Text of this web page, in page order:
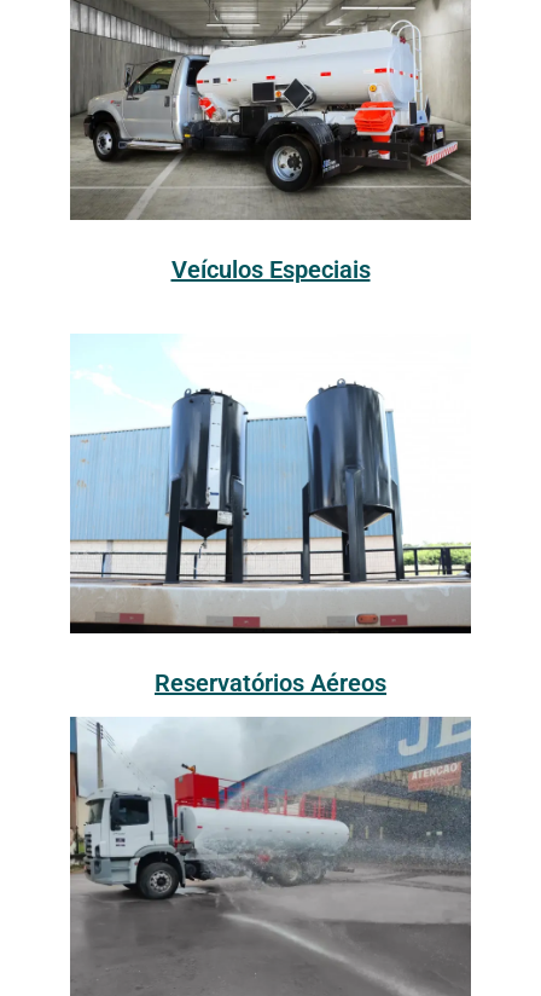
Veículos Especiais
Reservatórios Aéreos